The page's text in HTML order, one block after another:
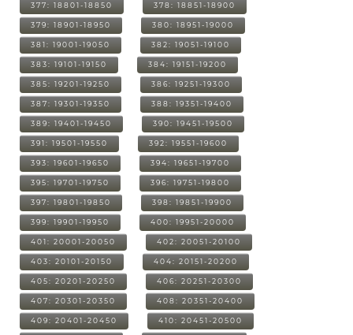
377: 18801-18850 378: 18851-18900
379: 18901-18950 380: 18951-19000
381: 19001-19050 382: 19051-19100
383: 19101-19150 384: 19151-19200
385: 19201-19250 386: 19251-19300
387: 19301-19350 388: 19351-19400
389: 19401-19450 390: 19451-19500
391: 19501-19550 392: 19551-19600
393: 19601-19650 394: 19651-19700
395: 19701-19750 396: 19751-19800
397: 19801-19850 398: 19851-19900
399: 19901-19950 400: 19951-20000
401: 20001-20050 402: 20051-20100
403: 20101-20150 404: 20151-20200
405: 20201-20250 406: 20251-20300
407: 20301-20350 408: 20351-20400
409: 20401-20450 410: 20451-20500